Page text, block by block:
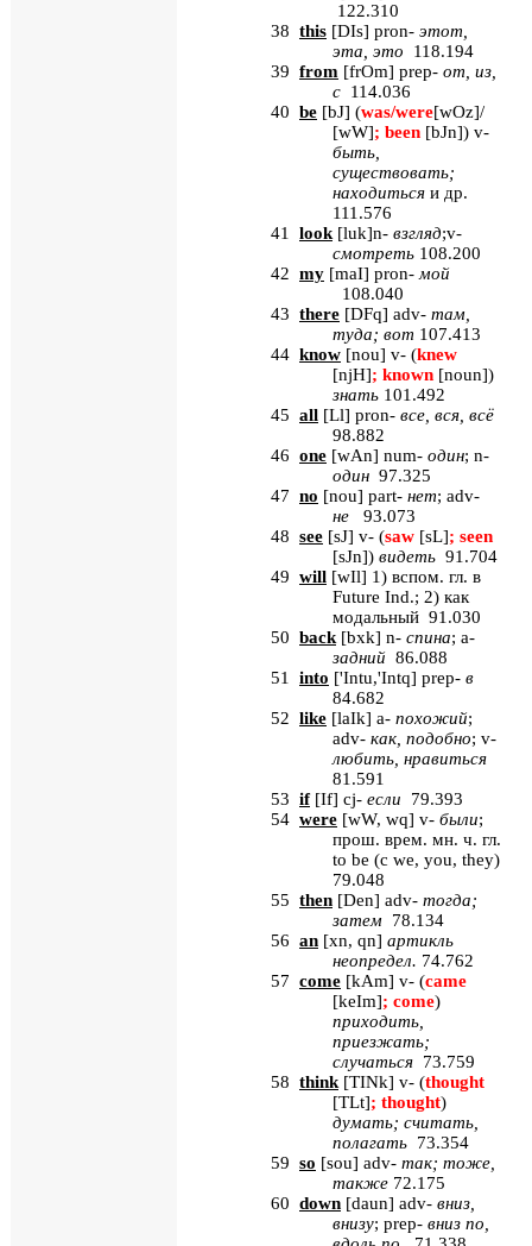
122.310
38 this [DIs] pron- этот
эта это 118.194
39 from [frOm] prep- от из
с 114.036
40 be [bJ] (was/were[wOz]/
[wW]; been [bJn]) v-
быть,
существовать;
находиться и др.
111.576
41 look [luk]n- взгляд;v-
смотреть 108.200
42 my [maI] pron- мой
108.040
43 there [DFq] adv- там,
туда; вот 107.413
44 know [nou] v- (knew
[njH]; known [noun])
знать 101.492
45 all [Ll] pron- все, вся, всё
98.882
46 one [wAn] num- один; n-
один 97.325
47 no [nou] part- нет; adv-
не 93.073
48 see [sJ] v- (saw [sL]; seen
[sJn]) видеть 91.704
49 will [wIl] 1) вспом. гл. в
Future Ind.; 2) как
модальный 91.030
50 back [bxk] n- спина; a-
задний 86.088
51 into ['Intu,'Intq] prep- в
84.682
52 like [laIk] a- похожий;
adv- как, подобно; v-
любить, нравиться
81.591
53 if[If] cj- если 79.393
54 were [wW, wq] v- были;
прош. врем. мн. ч. гл.
to be (с we, you, they)
79.048
55 then [Den] adv- тогда;
затем 78.134
56 an [xn, qn] артикль
неопредел. 74.762
57 come [kAm] v- (came
[keIm]; come)
приходить,
приезжать;
случаться 73.759
58 think [TINk] v- (thought
[TLt]; thought)
думать; считать
полагать 73.354
59 so [sou] adv- так; тоже,
также 72.175
60 down [daun] adv- вниз,
внизу; prep- вниз по,